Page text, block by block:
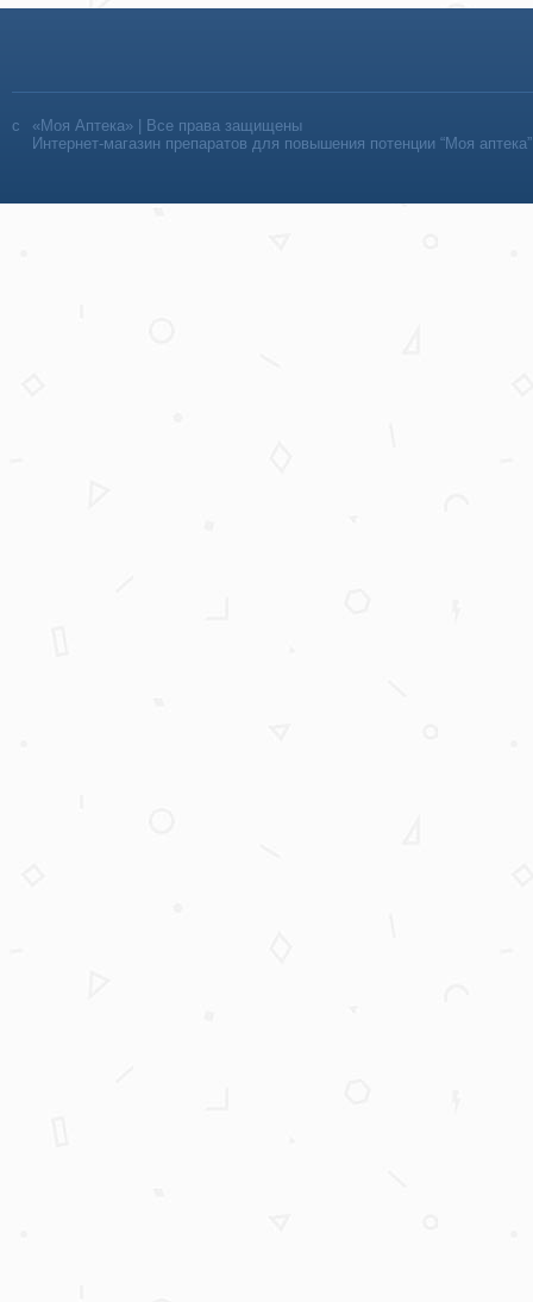
«Моя Аптека» | Все права защищены
Интернет-магазин препаратов для повышения потенции “Моя